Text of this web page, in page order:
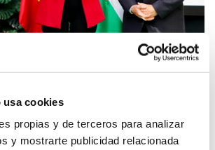
usa cookies
propias y de terceros para analizar
y mostrarte publicidad relacionada
Premio de Medio Ambiente 2020